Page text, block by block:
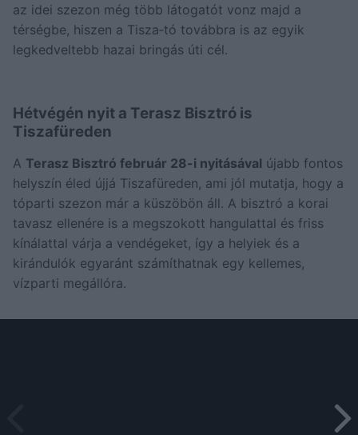
az idei szezon még több látogatót vonz majd a
térségbe, hiszen a Tisza‑tó továbbra is az egyik
legkedveltebb hazai bringás úti cél.
Hétvégén nyit a Terasz Bisztró is
Tiszafüreden
A Terasz Bisztró február 28-i nyitásával újabb fontos
helyszín éled újjá Tiszafüreden, ami jól mutatja, hogy a
tóparti szezon már a küszöbön áll. A bisztró a korai
tavasz ellenére is a megszokott hangulattal és friss
kínálattal várja a vendégeket, így a helyiek és a
kirándulók egyaránt számíthatnak egy kellemes,
vízparti megállóra.